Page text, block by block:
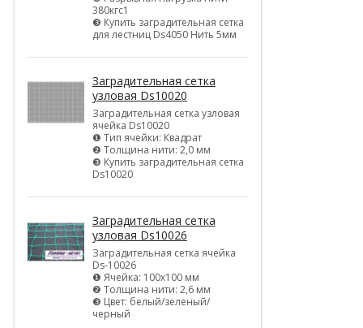
380кгс1
❸ Купить заградительная сетка
для лестниц Ds4050 Нить 5мм
Заградительная сетка
узловая Ds10020
Заградительная сетка узловая
ячейка Ds10020
❶ Тип ячейки: Квадрат
❷ Толщина нити: 2,0 мм
❸ Купить заградительная сетка
Ds10020
Заградительная сетка
узловая Ds10026
Заградительная сетка ячейка
Ds-10026
❶ Ячейка: 100х100 мм
❷ Толщина нити: 2,6 мм
❸ Цвет: белый/зеленый/
черный